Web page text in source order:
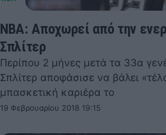
ΝΒΑ: Αποχωρεί από την
Σπλίτερ
Περίπου 2 μήνες μετά τα 33α
Σπλίτερ αποφάσισε να βάλει
μπασκετική καριέρα το
19 Φεβρουαρίου 2018 19:15